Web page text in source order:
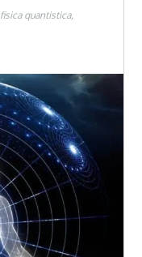
fisica quantistica